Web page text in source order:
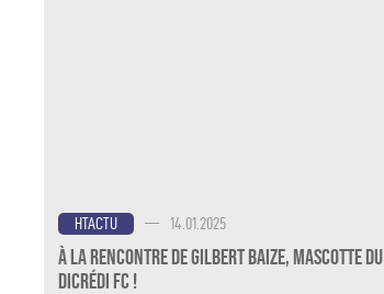
HTACTU — 14.01.2025
À la rencontre de Gilbert Baize, mascotte du
Dicrédi FC !